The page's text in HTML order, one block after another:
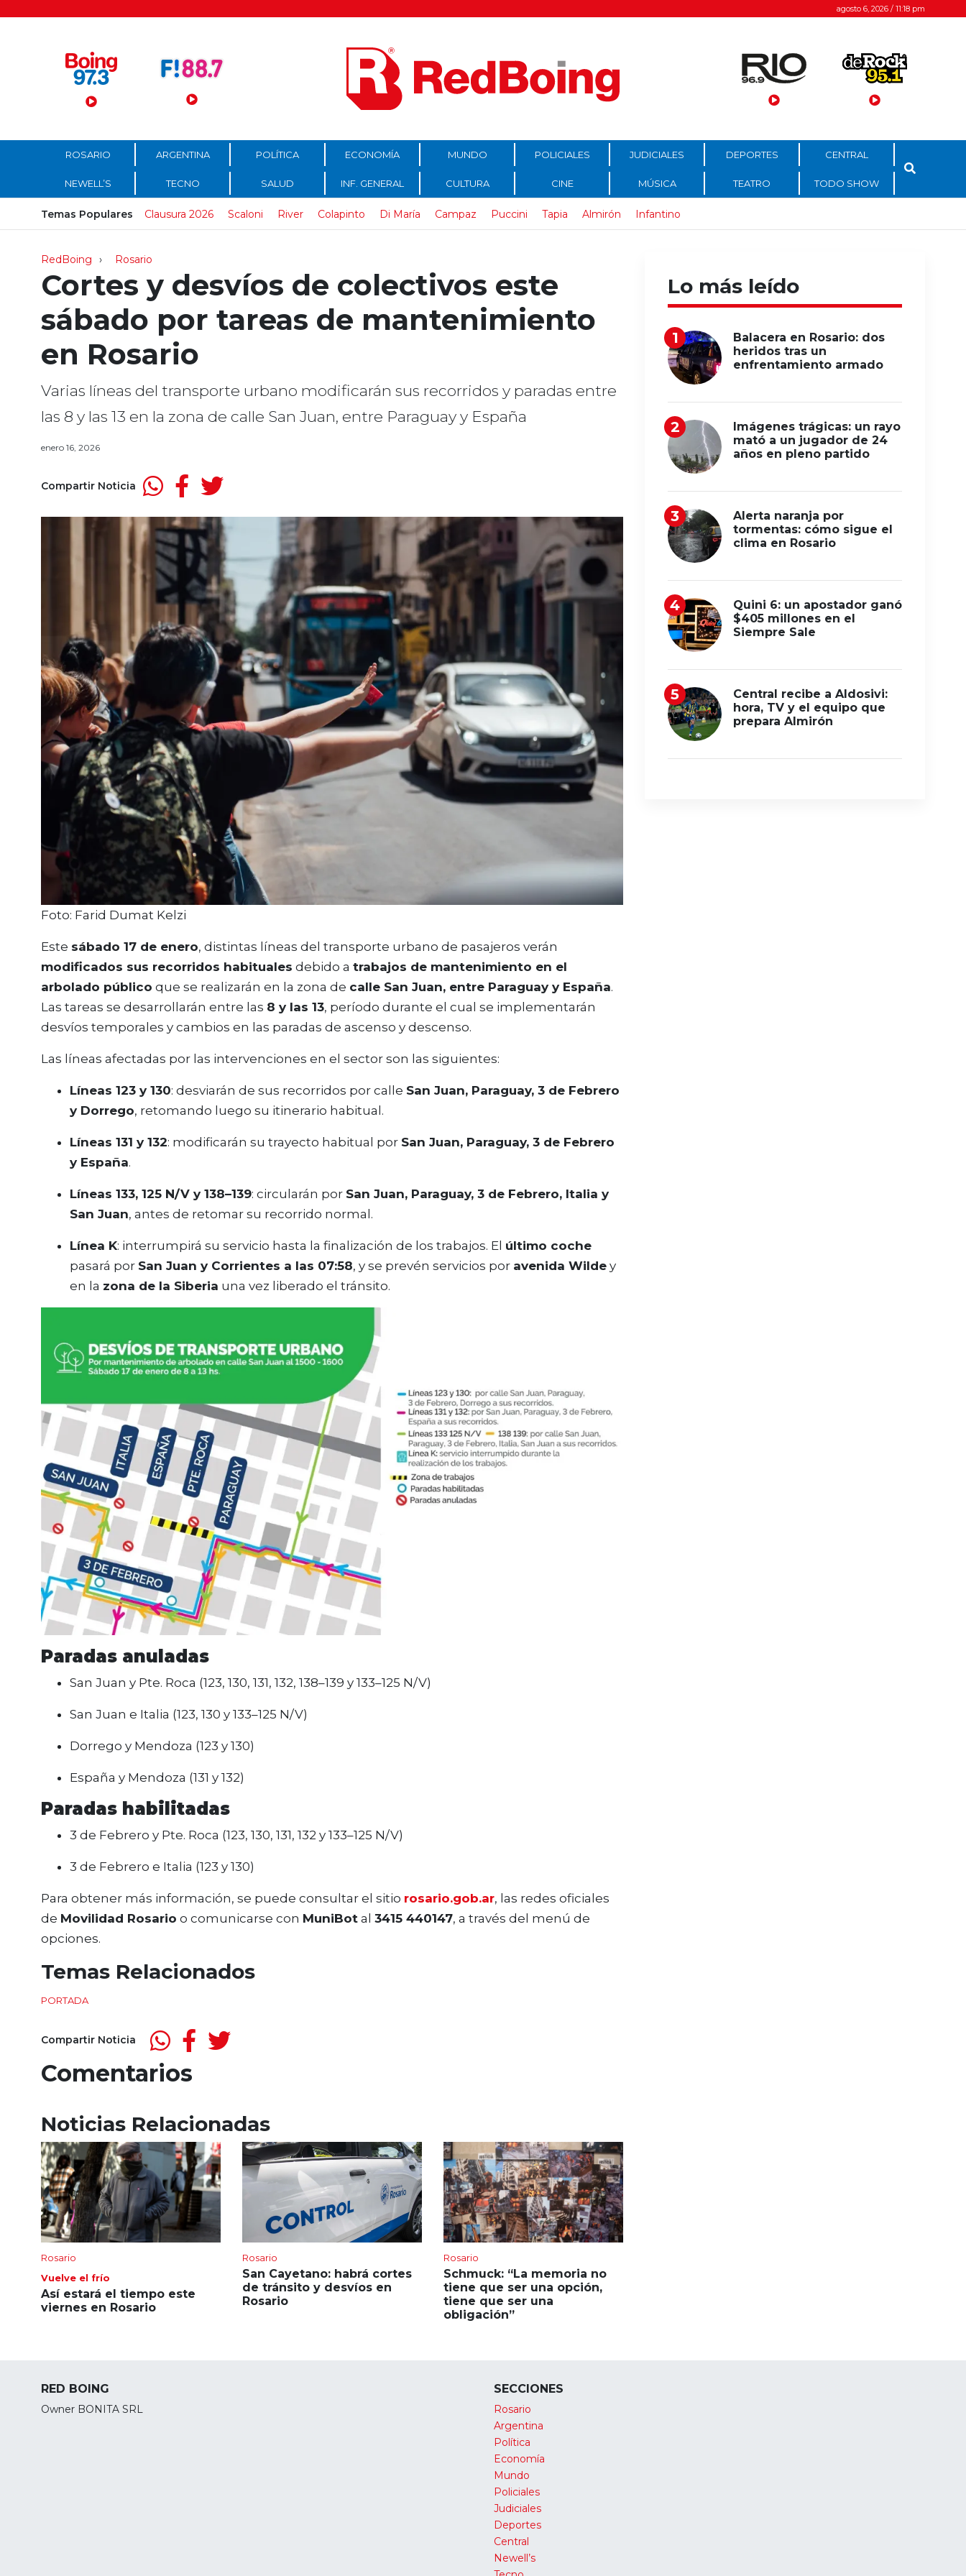
Menú Principal agosto 6, 2026 / 11:18 pm
ROSARIO ARGENTINA POLÍTICA ECONOMÍA MUNDO POLICIALES JUDICIALES DEPORTES CENTRAL
NEWELL’S TECNO SALUD INF. GENERAL CULTURA CINE MÚSICA TEATRO TODO SHOW
Temas Populares Clausura 2026 Scaloni River Colapinto Di María Campaz Puccini Tapia Almirón Infantino
RedBoing Rosario
Cortes y desvíos de colectivos este
sábado por tareas de mantenimiento
en Rosario
Varias líneas del transporte urbano modificarán sus recorridos y paradas entre
las 8 y las 13 en la zona de calle San Juan, entre Paraguay y España
enero 16, 2026
Compartir Noticia
Foto: Farid Dumat Kelzi
Este sábado 17 de enero, distintas líneas del transporte urbano de pasajeros verán
modificados sus recorridos habituales debido a trabajos de mantenimiento en el
arbolado público que se realizarán en la zona de calle San Juan, entre Paraguay y España.
Las tareas se desarrollarán entre las 8 y las 13, período durante el cual se implementarán
desvíos temporales y cambios en las paradas de ascenso y descenso.
Las líneas afectadas por las intervenciones en el sector son las siguientes:
Líneas 123 y 130: desviarán de sus recorridos por calle San Juan, Paraguay, 3 de Febrero
y Dorrego, retomando luego su itinerario habitual.
Líneas 131 y 132: modificarán su trayecto habitual por San Juan, Paraguay, 3 de Febrero
y España.
Líneas 133, 125 N/V y 138–139: circularán por San Juan, Paraguay, 3 de Febrero, Italia y
San Juan, antes de retomar su recorrido normal.
Línea K: interrumpirá su servicio hasta la finalización de los trabajos. El último coche
pasará por San Juan y Corrientes a las 07:58, y se prevén servicios por avenida Wilde y
en la zona de la Siberia una vez liberado el tránsito.
Paradas anuladas
San Juan y Pte. Roca (123, 130, 131, 132, 138–139 y 133–125 N/V)
San Juan e Italia (123, 130 y 133–125 N/V)
Dorrego y Mendoza (123 y 130)
España y Mendoza (131 y 132)
Paradas habilitadas
3 de Febrero y Pte. Roca (123, 130, 131, 132 y 133–125 N/V)
3 de Febrero e Italia (123 y 130)
Para obtener más información, se puede consultar el sitio rosario.gob.ar, las redes oficiales
de Movilidad Rosario o comunicarse con MuniBot al 3415 440147, a través del menú de
opciones.
Temas Relacionados
PORTADA
Compartir Noticia
Comentarios
Noticias Relacionadas
Rosario
Vuelve el frío
Así estará el tiempo este
viernes en Rosario
Rosario
San Cayetano: habrá cortes
de tránsito y desvíos en
Rosario
Rosario
Schmuck: “La memoria no
tiene que ser una opción,
tiene que ser una
obligación”
Lo más leído
Balacera en Rosario: dos
heridos tras un
enfrentamiento armado
Imágenes trágicas: un rayo
mató a un jugador de 24
años en pleno partido
Alerta naranja por
tormentas: cómo sigue el
clima en Rosario
Quini 6: un apostador ganó
$405 millones en el
Siempre Sale
Central recibe a Aldosivi:
hora, TV y el equipo que
prepara Almirón
RED BOING
Owner BONITA SRL
SECCIONES
Rosario
Argentina
Política
Economía
Mundo
Policiales
Judiciales
Deportes
Central
Newell’s